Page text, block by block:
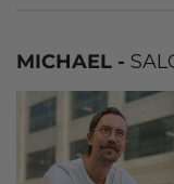
MICHAEL -